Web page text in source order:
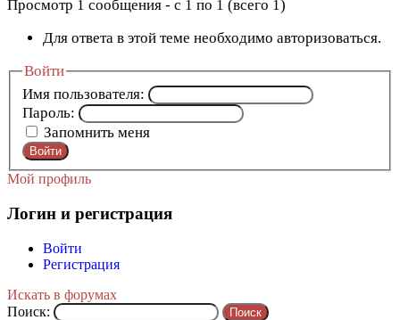
Просмотр 1 сообщения - с 1 по 1 (всего 1)
Для ответа в этой теме необходимо авторизоваться.
Войти
Имя пользователя:
Пароль:
Запомнить меня
Войти
Мой профиль
Логин и регистрация
Войти
Регистрация
Искать в форумах
Поиск: